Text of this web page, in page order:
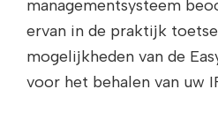
managementsysteem
ervan in de praktijk
mogelijkheden van de
voor het behalen van uw